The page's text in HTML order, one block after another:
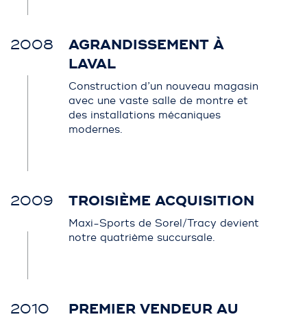
AGRANDISSEMENT À
LAVAL
2008
Construction d’un nouveau magasin
avec une vaste salle de montre et
des installations mécaniques
modernes.
TROISIÈME ACQUISITION
2009
Maxi-Sports de Sorel/Tracy devient
notre quatrième succursale.
PREMIER VENDEUR AU
2010